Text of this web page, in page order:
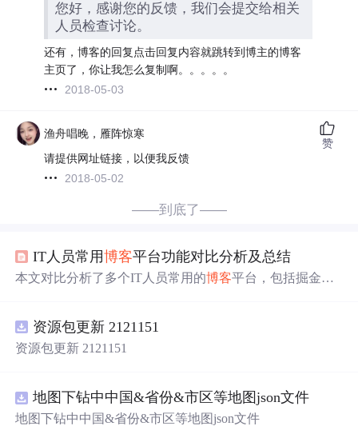
您好，感谢您的反馈，我们会提交给相关
人员检查讨论。
还有，博客的回复点击回复内容就跳转到博主的博客
主页了，你让我怎么复制啊。。。。。
2018-05-03
渔舟唱晚，雁阵惊寒
请提供网址链接，以便我反馈
2018-05-02
赞
——到底了——
IT人员常用博客平台功能对比分析及总结
本文对比分析了多个IT人员常用的博客平台，包括掘金、
资源包更新 2121151
资源包更新 2121151
地图下钻中中国&省份&市区等地图json文件
地图下钻中中国&省份&市区等地图json文件